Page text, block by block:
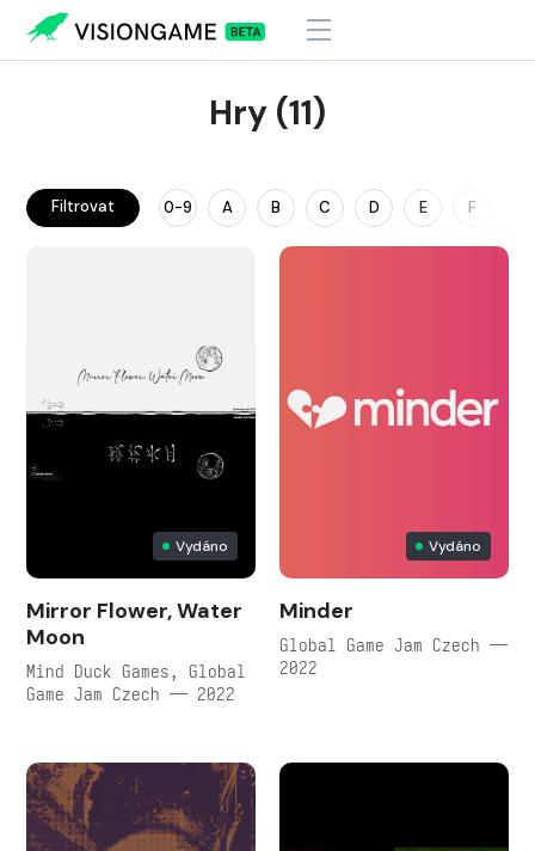
Hry (11)
Filtrovat 0-9 A B C D E F
Vydáno
Mirror Flower, Water
Moon
Mind Duck Games, Global
Game Jam Czech — 2022
Vydáno
Minder
Global Game Jam Czech —
2022